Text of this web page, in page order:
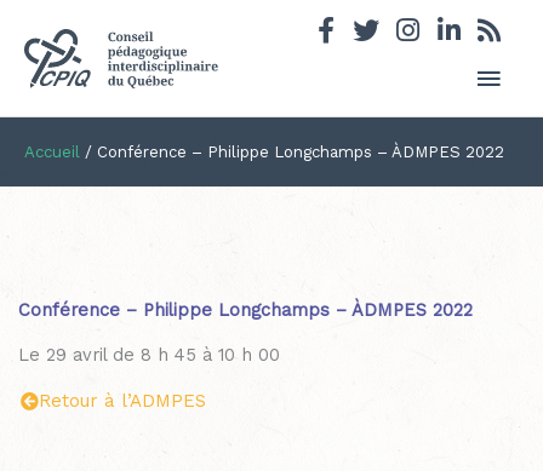
Accueil / Conférence – Philippe Longchamps – ÀDMPES 2022
Conférence – Philippe Longchamps – ÀDMPES 2022
Le 29 avril de 8 h 45 à 10 h 00
Retour à l’ADMPES